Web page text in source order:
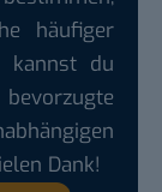
häufiger
kannst du
Dank!